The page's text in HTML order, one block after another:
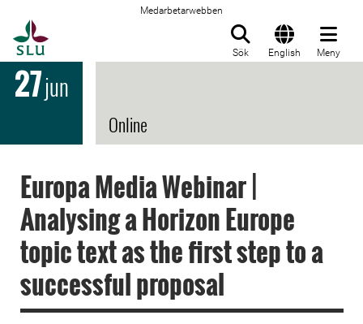
Medarbetarwebben
Sök English Meny
27jun
Online
Europa Media Webinar |
Analysing a Horizon Europe
topic text as the first step to a
successful proposal